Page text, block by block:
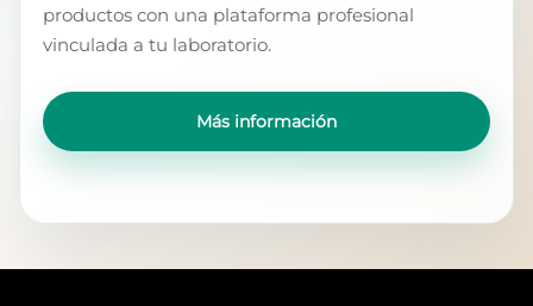
productos con una plataforma profesional
vinculada a tu laboratorio.
Más información